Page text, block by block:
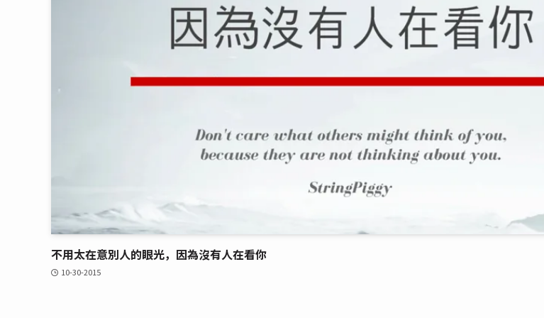
不用太在意別人的眼光，因為沒有人在看你
10-30-2015